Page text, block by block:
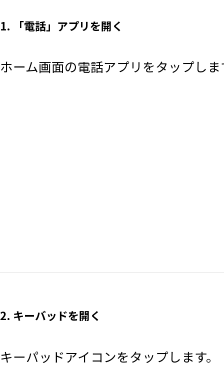
1. 「電話」アプリを開く
ホーム画面の電話アプリをタップしま
2. キーバッドを開く
キーパッドアイコンをタップします。